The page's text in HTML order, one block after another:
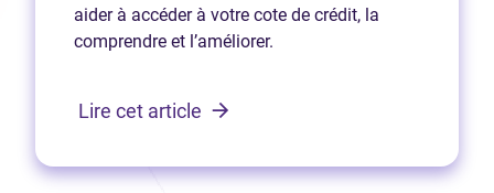
aider à accéder à votre cote de crédit, la
comprendre et l’améliorer.
Lire cet article